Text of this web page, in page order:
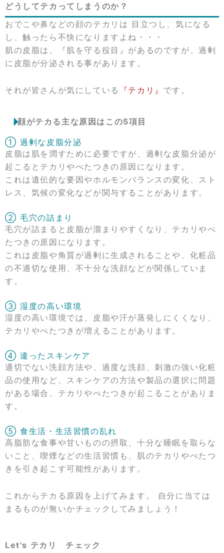
どうしてテカってしまうのか？
おでこや鼻などの顔のテカリは 目立つし、気になる
し、触ったら不快になりますよね・・・
肌の皮脂は、『肌を守る役目』があるのですが、過剰
に皮脂が分泌される事があります。
それが皆さんが気にしている 『テカリ』 です。
顔がテカる主な原因はこの5項目
➀ 過剰な皮脂分泌
皮脂は肌を潤すために必要ですが、過剰な皮脂分泌が
起こるとテカリやべたつきの原因になります。
これは遺伝的な要因やホルモンバランスの変化、スト
レス、気候の変化などが関与することがあります。
② 毛穴の詰まり
毛穴が詰まると皮脂が溜まりやすくなり、テカリやべ
たつきの原因になります。
これは皮脂や角質が過剰に生成されることや、化粧品
の不適切な使用、不十分な洗顔などが関係していま
す。
③ 湿度の高い環境
湿度の高い環境では、皮脂や汗が蒸発しにくくなり、
テカリやべたつきが増えることがあります。
④ 違ったスキンケア
適切でない洗顔方法や、過度な洗顔、刺激の強い化粧
品の使用など、スキンケアの方法や製品の選択に問題
がある場合、テカリやべたつきが起こることがありま
す。
⑤ 食生活・生活習慣の乱れ
高脂肪な食事や甘いものの摂取、十分な睡眠を取らな
いこと、喫煙などの生活習慣も、肌のテカリやべたつ
きを引き起こす可能性があります。
これからテカる原因を上げてみます。 自分に当ては
まるものが無いかチェックしてみましょう！
Let's テカリ チェック